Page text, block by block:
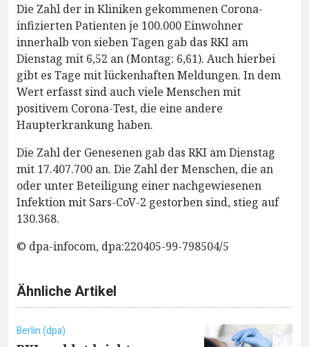
Die Zahl der in Kliniken gekommenen Corona-
infizierten Patienten je 100.000 Einwohner
innerhalb von sieben Tagen gab das RKI am
Dienstag mit 6,52 an (Montag: 6,61). Auch hierbei
gibt es Tage mit lückenhaften Meldungen. In dem
Wert erfasst sind auch viele Menschen mit
positivem Corona-Test, die eine andere
Haupterkrankung haben.
Die Zahl der Genesenen gab das RKI am Dienstag
mit 17.407.700 an. Die Zahl der Menschen, die an
oder unter Beteiligung einer nachgewiesenen
Infektion mit Sars-CoV-2 gestorben sind, stieg auf
130.368.
© dpa-infocom, dpa:220405-99-798504/5
Ähnliche Artikel
Berlin (dpa)